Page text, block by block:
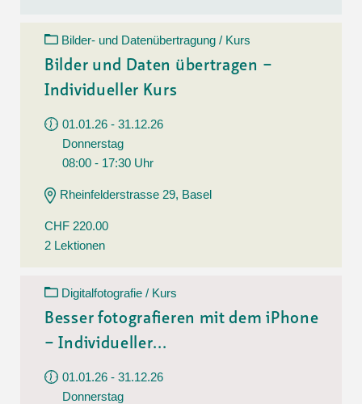
Bilder- und Datenübertragung / Kurs
Bilder und Daten übertragen –
Individueller Kurs
01.01.26 - 31.12.26
Donnerstag
08:00 - 17:30 Uhr
Rheinfelderstrasse 29, Basel
CHF 220.00
2 Lektionen
Digitalfotografie / Kurs
Besser fotografieren mit dem iPhone
– Individueller...
01.01.26 - 31.12.26
Donnerstag